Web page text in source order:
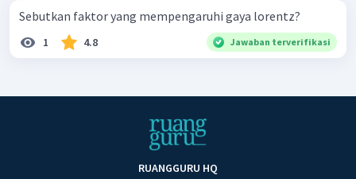
Sebutkan faktor yang mempengaruhi gaya lorentz?
1 4.8 Jawaban terverifikasi
RUANGGURU HQ